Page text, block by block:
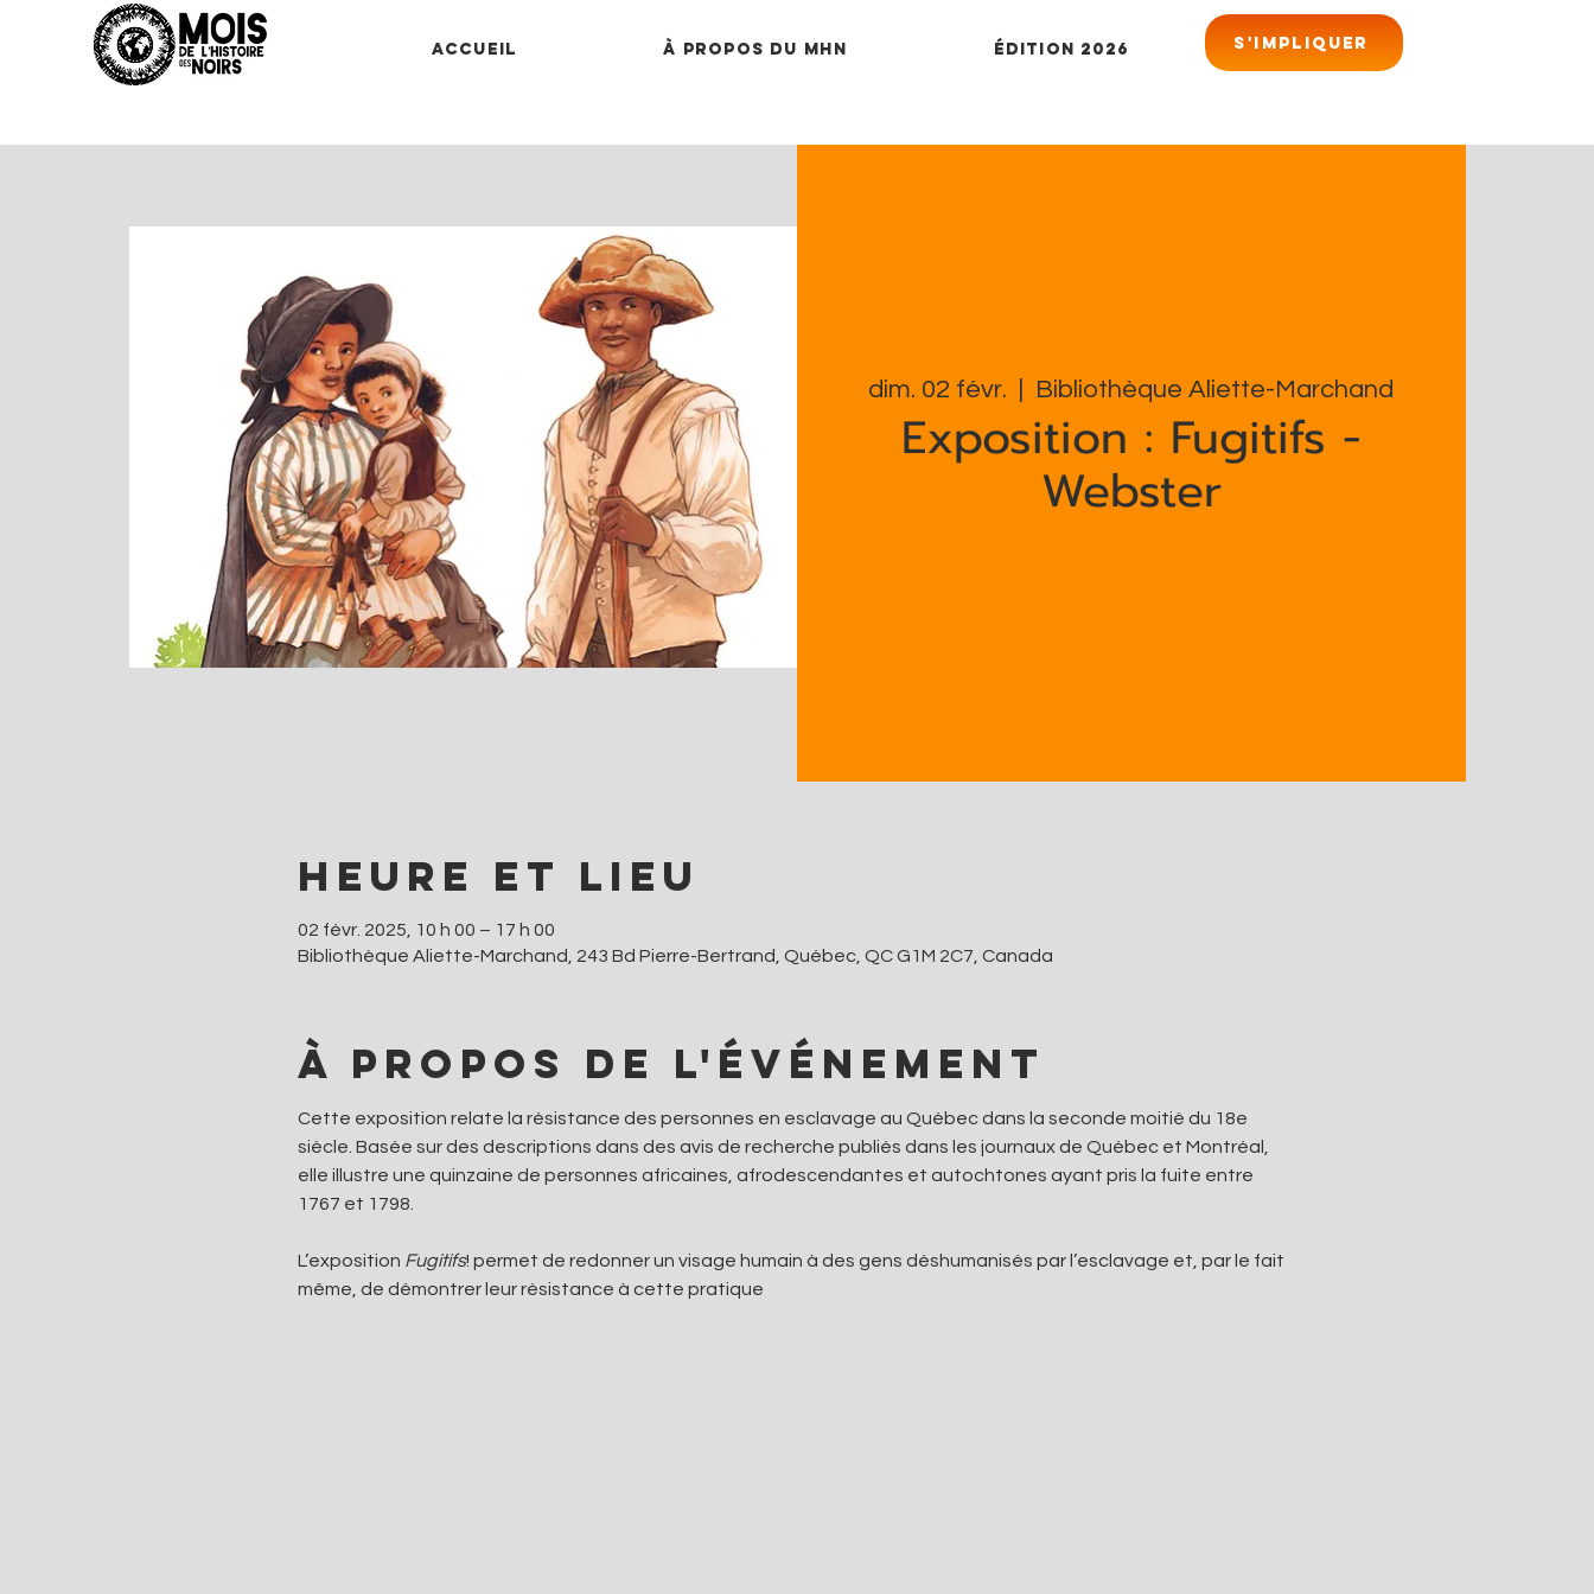
Accueil À propos du MHN Édition 2026 S'impliquer
dim. 02 févr. Bibliothèque Aliette-Marchand
Exposition : Fugitifs -
Webster
Heure et lieu
02 févr. 2025, 10 h 00 – 17 h 00
Bibliothèque Aliette-Marchand, 243 Bd Pierre-Bertrand, Québec, QC G1M 2C7, Canada
À propos de l'événement
Cette exposition relate la résistance des personnes en esclavage au Québec dans la seconde moitié du 18e
siècle. Basée sur des descriptions dans des avis de recherche publiés dans les journaux de Québec et Montréal,
elle illustre une quinzaine de personnes africaines, afrodescendantes et autochtones ayant pris la fuite entre
1767 et 1798.
L’exposition Fugitifs! permet de redonner un visage humain à des gens déshumanisés par l’esclavage et, par le fait
même, de démontrer leur résistance à cette pratique